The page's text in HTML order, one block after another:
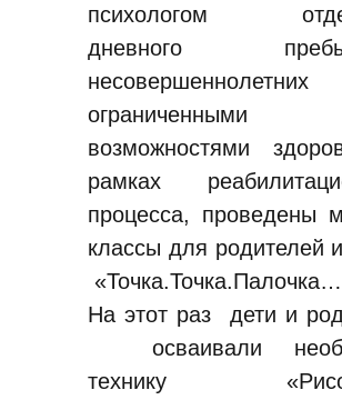
психологом
дневного
ограниченными
возможностями
рамках
процесса, проведены
классы для родителей
На этот раз дети и
осваивали
технику